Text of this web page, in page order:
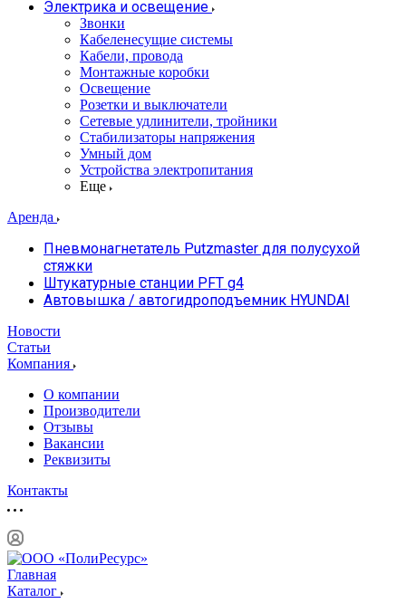
Электрика и освещение
Звонки
Кабеленесущие системы
Кабели, провода
Монтажные коробки
Освещение
Розетки и выключатели
Сетевые удлинители, тройники
Стабилизаторы напряжения
Умный дом
Устройства электропитания
Еще
Аренда
Пневмонагнетатель Putzmaster для полусухой
стяжки
Штукатурные станции PFT g4
Автовышка / автогидроподъемник HYUNDAI
Новости
Статьи
Компания
О компании
Производители
Отзывы
Вакансии
Реквизиты
Контакты
Главная
Каталог